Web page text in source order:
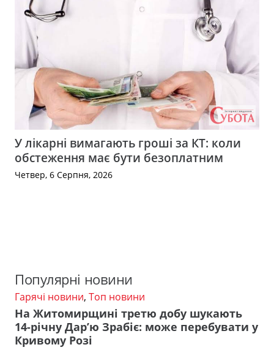
У лікарні вимагають гроші за КТ: коли
обстеження має бути безоплатним
Четвер, 6 Серпня, 2026
Популярні новини
Гарячі новини, Топ новини
На Житомирщині третю добу шукають
14-річну Дар’ю Зрабіє: може перебувати у
Кривому Розі